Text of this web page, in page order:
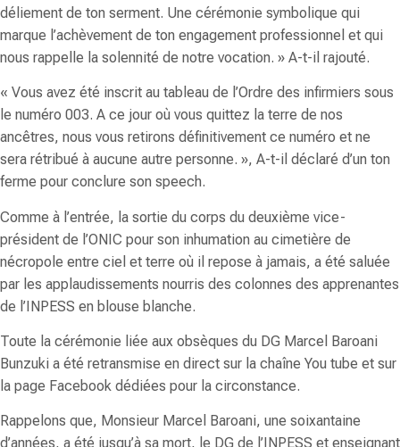
déliement de ton serment. Une cérémonie symbolique qui
marque l’achèvement de ton engagement professionnel et qui
nous rappelle la solennité de notre vocation. » A-t-il rajouté.
« Vous avez été inscrit au tableau de l’Ordre des infirmiers sous
le numéro 003. A ce jour où vous quittez la terre de nos
ancêtres, nous vous retirons définitivement ce numéro et ne
sera rétribué à aucune autre personne. », A-t-il déclaré d’un ton
ferme pour conclure son speech.
Comme à l’entrée, la sortie du corps du deuxième vice-
président de l’ONIC pour son inhumation au cimetière de
nécropole entre ciel et terre où il repose à jamais, a été saluée
par les applaudissements nourris des colonnes des apprenantes
de l’INPESS en blouse blanche.
Toute la cérémonie liée aux obsèques du DG Marcel Baroani
Bunzuki a été retransmise en direct sur la chaîne You tube et sur
la page Facebook dédiées pour la circonstance.
Rappelons que, Monsieur Marcel Baroani, une soixantaine
d’années, a été jusqu’à sa mort, le DG de l’INPESS et enseignant